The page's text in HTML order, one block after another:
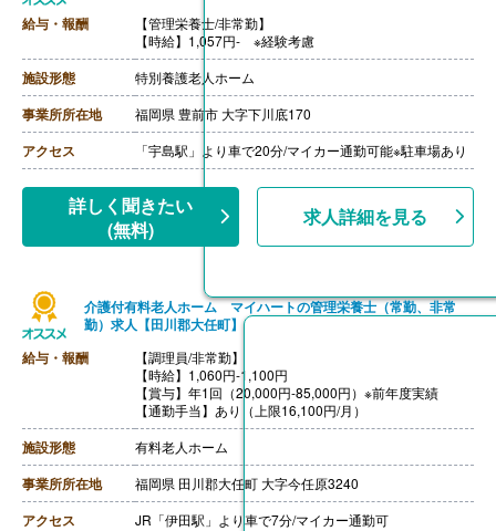
給与・報酬
【管理栄養士/非常勤】
【時給】1,057円- ※経験考慮
施設形態 特別養護老人ホーム
事業所所在地 福岡県 豊前市 大字下川底170
アクセス 「宇島駅」より車で20分/マイカー通勤可能※駐車場あり
詳しく聞きたい
(無料)
求人詳細を見る
介護付有料老人ホーム マイハートの管理栄養士（常勤、非常
勤）求人【田川郡大任町】
給与・報酬
【調理員/非常勤】
【時給】1,060円-1,100円
【賞与】年1回（20,000円-85,000円）※前年度実績
【通勤手当】あり（上限16,100円/月）
施設形態 有料老人ホーム
事業所所在地 福岡県 田川郡大任町 大字今任原3240
アクセス JR「伊田駅」より車で7分/マイカー通勤可